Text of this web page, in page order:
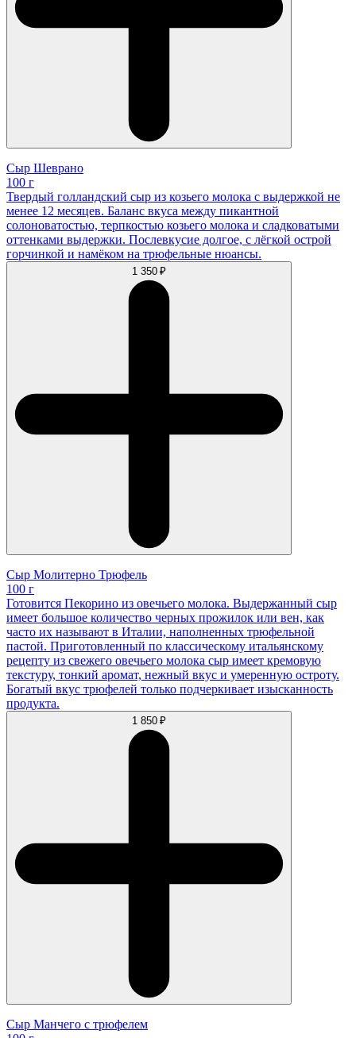
Сыр Шеврано
100 г
Твердый голландский сыр из козьего молока с выдержкой не
менее 12 месяцев. Баланс вкуса между пикантной
солоноватостью, терпкостью козьего молока и сладковатыми
оттенками выдержки. Послевкусие долгое, с лёгкой острой
горчинкой и намёком на трюфельные нюансы.
1 350 ₽
Сыр Молитерно Трюфель
100 г
Готовится Пекорино из овечьего молока. Выдержанный сыр
имеет большое количество черных прожилок или вен, как
часто их называют в Италии, наполненных трюфельной
пастой. Приготовленный по классическому итальянскому
рецепту из свежего овечьего молока сыр имеет кремовую
текстуру, тонкий аромат, нежный вкус и умеренную остроту.
Богатый вкус трюфелей только подчеркивает изысканность
продукта.
1 850 ₽
Сыр Манчего с трюфелем